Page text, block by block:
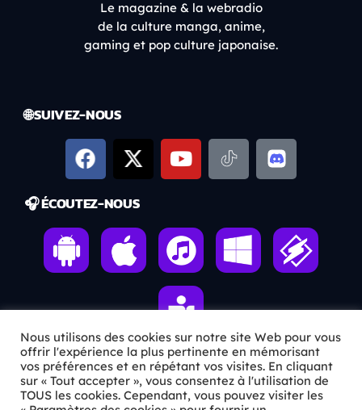
Le magazine & la webradio
de la culture manga, anime,
gaming et pop culture japonaise.
🌐 SUIVEZ-NOUS
🎧 ÉCOUTEZ-NOUS
ℹ️ INFOS PRATIQUES
Nous utilisons des cookies sur notre site Web pour vous
offrir l'expérience la plus pertinente en mémorisant
vos préférences et en répétant vos visites. En cliquant
sur « Tout accepter », vous consentez à l'utilisation de
TOUS les cookies. Cependant, vous pouvez visiter les